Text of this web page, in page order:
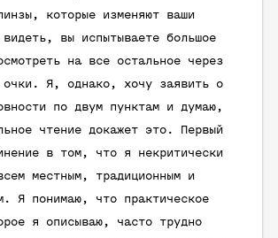
которые изменяют ваши
видеть, вы испытываете большое
на все остальное через
очки. Я, однако, хочу заявить о
по двум пунктам и думаю,
чтение докажет это. Первый
в том, что я некритически
местным, традиционным и
Я понимаю, что практическое
я описываю, часто трудно